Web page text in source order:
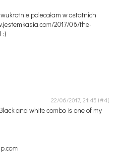
polecałam w ostatnich
2017/06/the-
:)
22/06/2017, 21:45
and white combo is one of my